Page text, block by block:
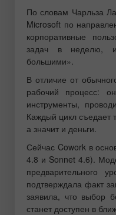
По словам Чарльза
Microsoft по
корпоративные
задач в неделю, и
большими».
В отличие от
рабочий процесс:
инструменты,
Каждый цикл съедает
а значит и деньги.
Сейчас Cowork в
4.8 и Sonnet 4.6).
предварительного
подтверждала факт
заявила, что выбор
станет доступен в